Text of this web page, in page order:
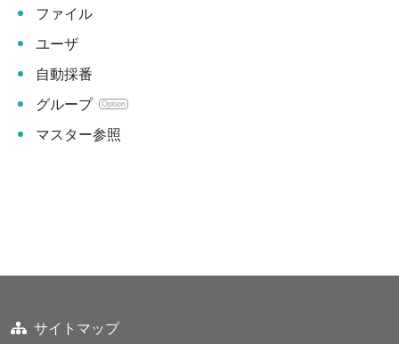
ファイル
ユーザ
自動採番
グループ
Option
マスター参照
サイトマップ